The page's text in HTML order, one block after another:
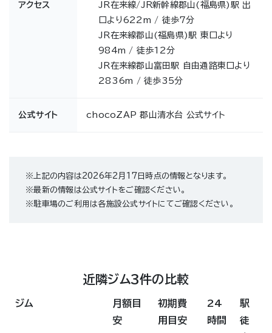
アクセス
JR在来線/JR新幹線郡山(福島県)駅 出
口より622m / 徒歩7分
JR在来線郡山(福島県)駅 東口より
984m / 徒歩12分
JR在来線郡山富田駅 自由通路東口より
2836m / 徒歩35分
公式サイト chocoZAP 郡山清水台 公式サイト
※上記の内容は2026年2月17日時点の情報となります。
※最新の情報は公式サイトをご確認ください。
※駐車場のご利用は各施設公式サイトにてご確認ください。
近隣ジム3件の比較
ジム
月額目
安
初期費
用目安
24
時間
駅
徒